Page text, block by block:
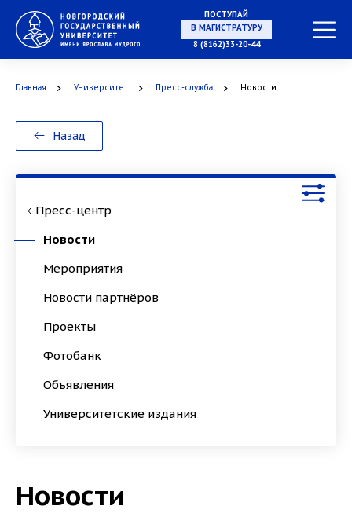
ПОСТУПАЙ
НА СПЕЦИАЛИТЕТ
8 (8162)33-20-44
Главная Университет Пресс-служба Новости
Назад
Пресс-центр
Новости
Мероприятия
Новости партнёров
Проекты
Фотобанк
Объявления
Университетские издания
Новости